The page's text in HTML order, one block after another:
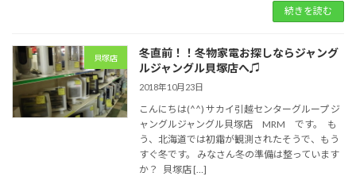
続きを読む
貝塚店
冬直前！！冬物家電お探しならジャング
ルジャングル貝塚店へ♫
2018年10月23日
こんにちは(^^) サカイ引越センターグループ ジ
ャングルジャングル貝塚店 MRM です。 も
う、北海道では初霜が観測されたそうで、もう
すぐ冬です。 みなさん冬の準備は整っています
か？ 貝塚店 […]